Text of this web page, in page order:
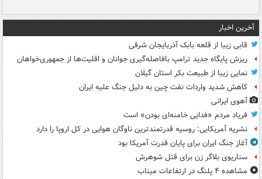
آخرین اخبار
قابی زیبا از قلعه بابک آذربایجان شرقی
ریزش پایگاه جدید ترامپ بافاصله‌گیری جوانان و اقلیت‌ها از جمهوری‌خواهان
نمایی زیبا از طبیعت بکر استان گیلان
کاهش شدید واردات نفت چین به دلیل جنگ علیه ایران
آهوی ایرانی
فریاد مردم «فدایی خامنه‌ای بودن» است
نشریه آمریکایی: روسیه قدرتمندترین ناوگان هوایی در کل اروپا را دارد
آغاز جنگ ایران برای پایان قدرت آمریکا بود
سناریوی بلاگر زن برای قتل شوهرش
مشاهده ۴ پلنگ در ارتفاعات میناب